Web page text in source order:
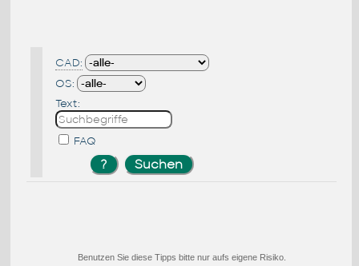
CAD:
OS:
Text:
FAQ
Benutzen Sie diese Tipps bitte nur aufs eigene Risiko.